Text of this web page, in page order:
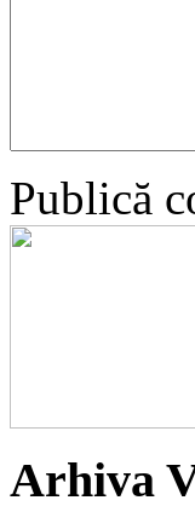
Publică
Arhiva